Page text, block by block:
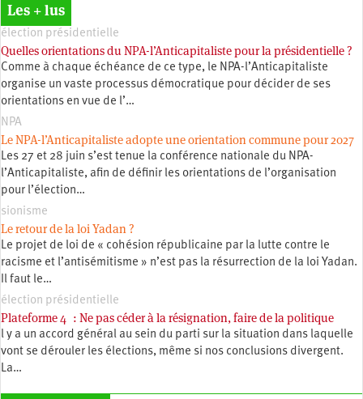
Les + lus
élection présidentielle
Quelles orientations du NPA-l’Anticapitaliste pour la présidentielle ?
Comme à chaque échéance de ce type, le NPA-l’Anticapitaliste
organise un vaste processus démocratique pour décider de ses
orientations en vue de l’…
NPA
Le NPA-l’Anticapitaliste adopte une orientation commune pour 2027
Les 27 et 28 juin s’est tenue la conférence nationale du NPA-
l’Anticapitaliste, afin de définir les orientations de l’organisation
pour l’élection…
sionisme
Le retour de la loi Yadan ?
Le projet de loi de « cohésion républicaine par la lutte contre le
racisme et l’antisémitisme » n’est pas la résurrection de la loi Yadan.
Il faut le…
élection présidentielle
Plateforme 4 : Ne pas céder à la résignation, faire de la politique
l y a un accord général au sein du parti sur la situation dans laquelle
vont se dérouler les élections, même si nos conclusions divergent.
La…